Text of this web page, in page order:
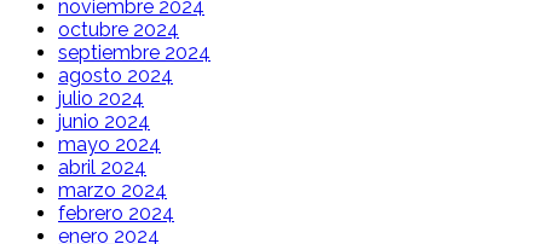
noviembre 2024
octubre 2024
septiembre 2024
agosto 2024
julio 2024
junio 2024
mayo 2024
abril 2024
marzo 2024
febrero 2024
enero 2024